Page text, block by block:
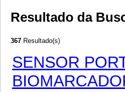
Resultado da
367 Resultado(s)
SENSOR